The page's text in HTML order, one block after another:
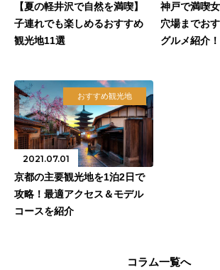
【夏の軽井沢で自然を満喫】
子連れでも楽しめるおすすめ
観光地11選
神戸で満喫
穴場までお
グルメ紹介！
おすすめ観光地
2021.07.01
京都の主要観光地を1泊2日で
攻略！最適アクセス＆モデル
コースを紹介
コラム一覧へ